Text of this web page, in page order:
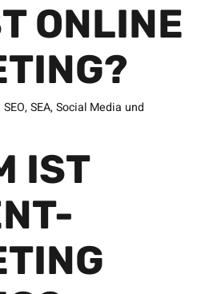
ONLINE
SEA, Social Media und
IST